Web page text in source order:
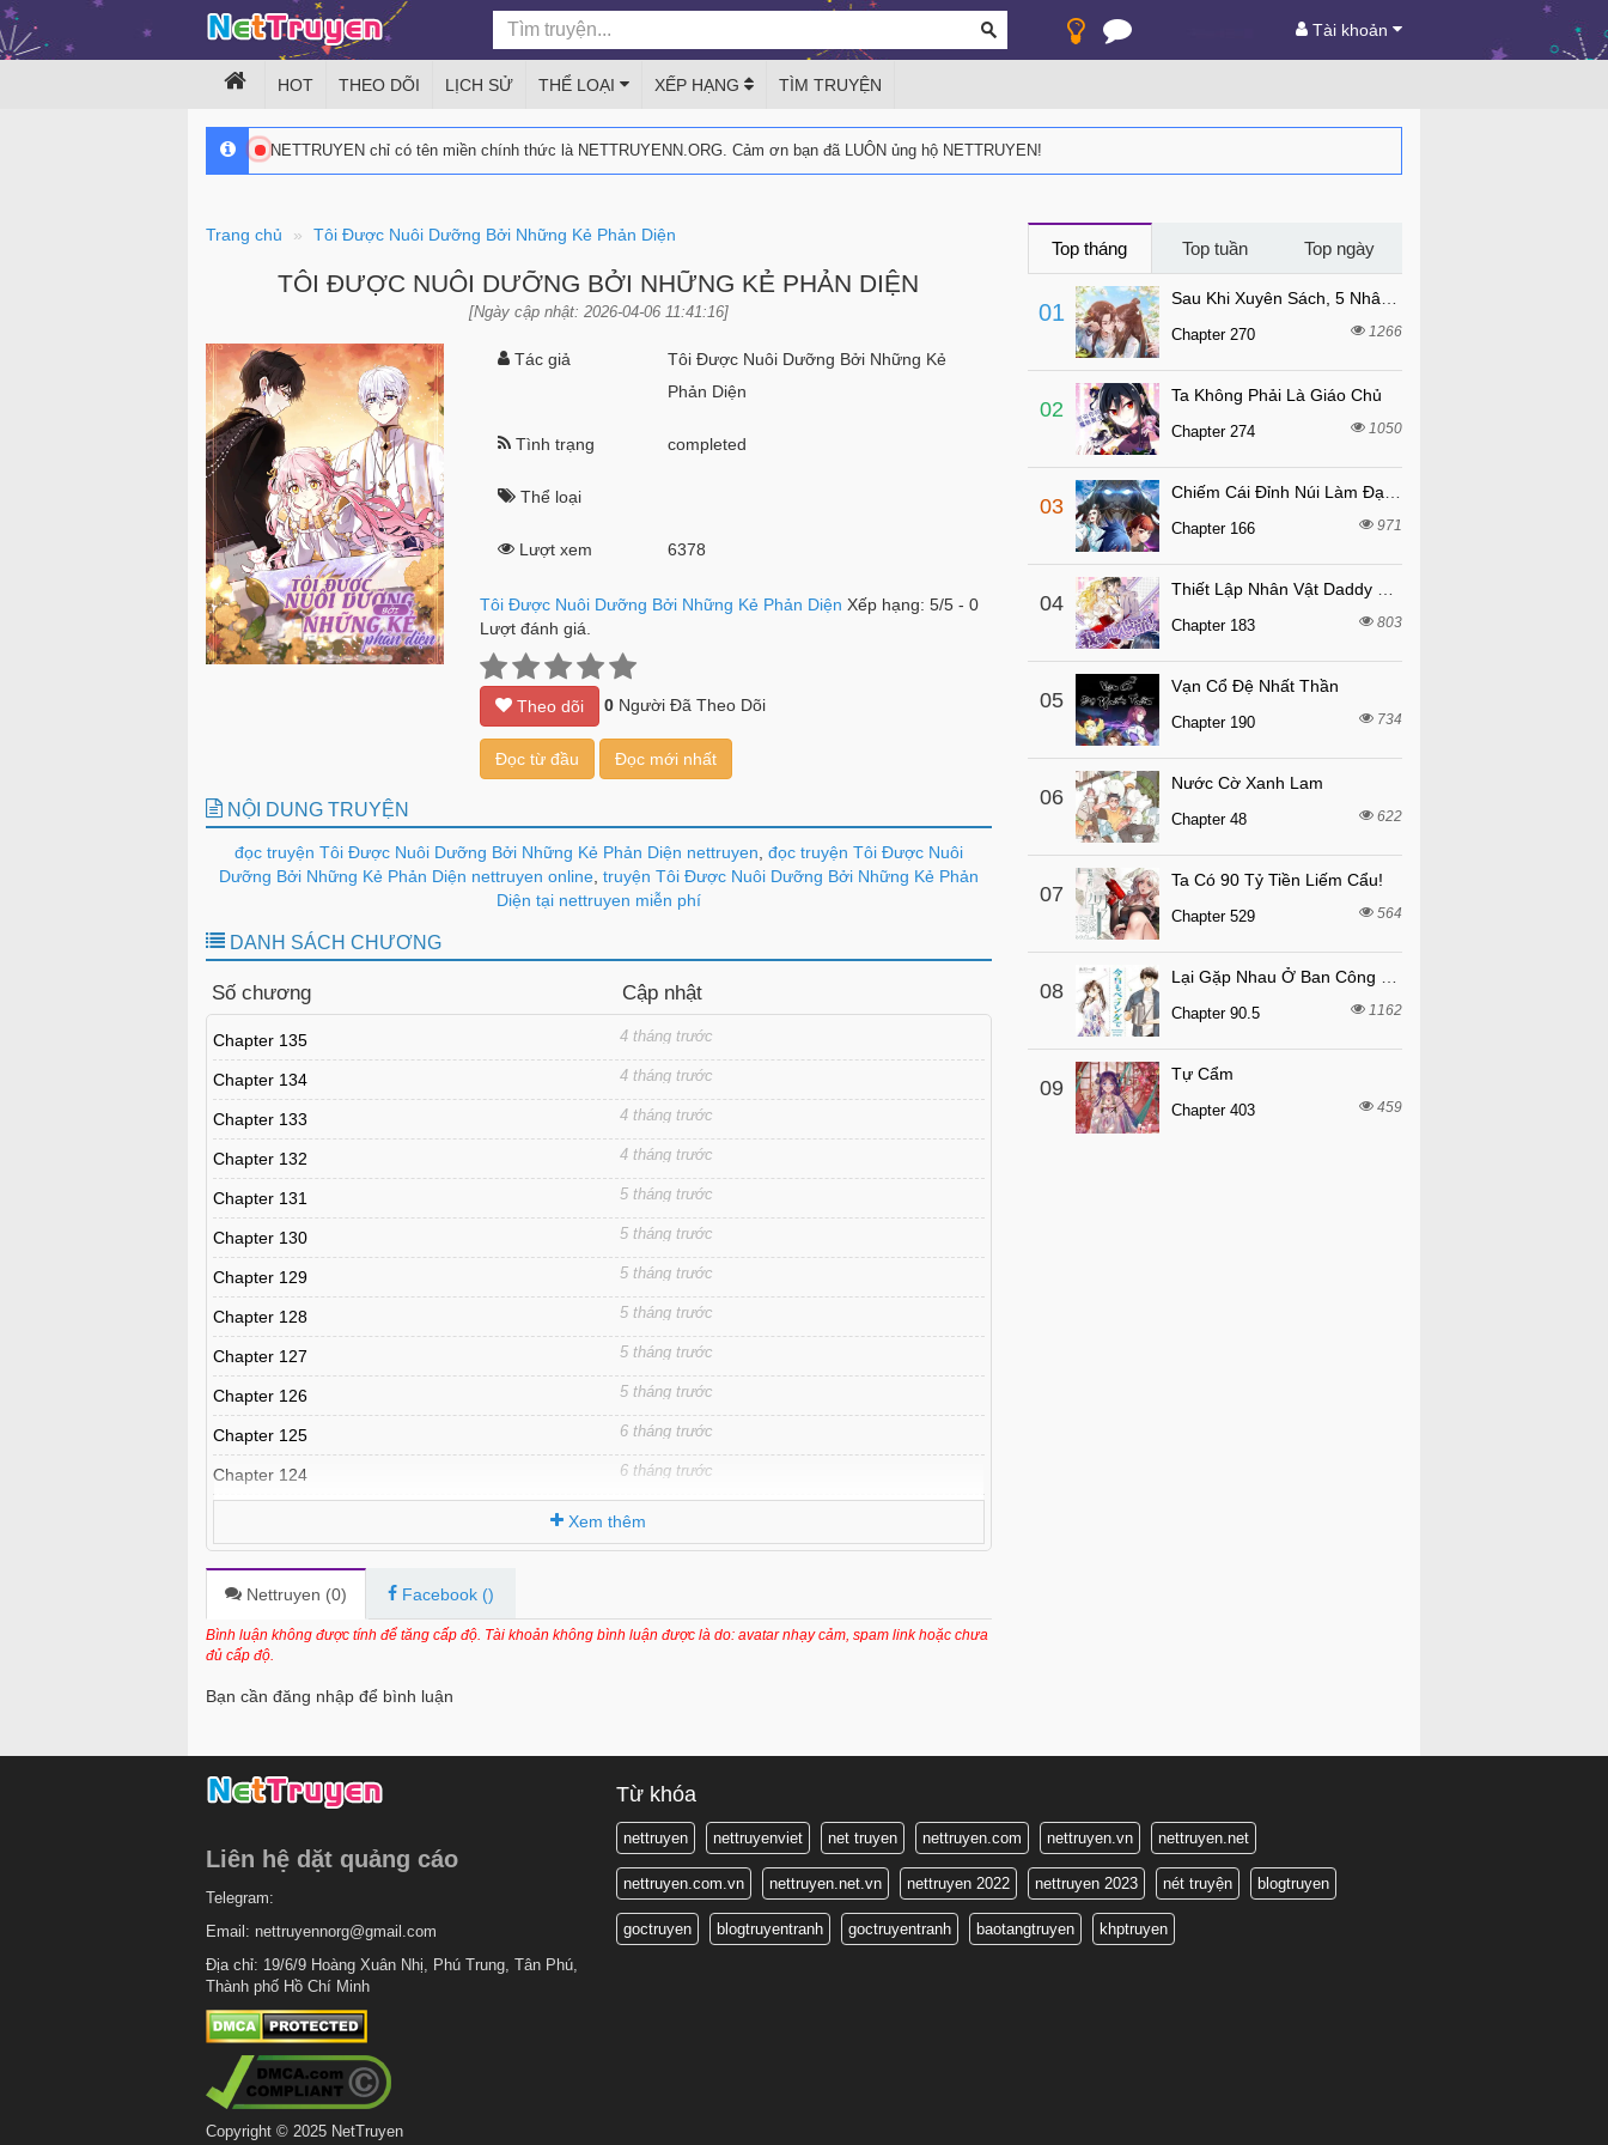
Tài khoản
HOT THEO DÕI LỊCH SỬ THỂ LOẠI XẾP HẠNG TÌM TRUYỆN
NETTRUYEN chỉ có tên miền chính thức là NETTRUYENN.ORG. Cảm ơn bạn đã LUÔN ủng hộ NETTRUYEN!
Trang chủ Tôi Được Nuôi Dưỡng Bởi Những Kẻ Phản Diện
TÔI ĐƯỢC NUÔI DƯỠNG BỞI NHỮNG KẺ PHẢN DIỆN
[Ngày cập nhật: 2026-04-06 11:41:16]
Tác giả
Tôi Được Nuôi Dưỡng Bởi Những Kẻ
Phản Diện
Tình trạng completed
Thể loại
Lượt xem 6378
Tôi Được Nuôi Dưỡng Bởi Những Kẻ Phản Diện Xếp hạng: 5/5- 0
Lượt đánh giá.
Theo dõi 0Người Đã Theo Dõi
Đọc từ đầu Đọc mới nhất
NỘI DUNG TRUYỆN
đọc truyện Tôi Được Nuôi Dưỡng Bởi Những Kẻ Phản Diện nettruyen đọc truyện Tôi Được Nuôi
Dưỡng Bởi Những Kẻ Phản Diện nettruyen online, truyện Tôi Được Nuôi Dưỡng Bởi Những Kẻ Phản
Diện tại nettruyen miễn phí
DANH SÁCH CHƯƠNG
Số chương Cập nhật
Chapter 135 4 tháng trước
Chapter 134 4 tháng trước
Chapter 133 4 tháng trước
Chapter 132 4 tháng trước
Chapter 131 5 tháng trước
Chapter 130 5 tháng trước
Chapter 129 5 tháng trước
Chapter 128 5 tháng trước
Chapter 127 5 tháng trước
Chapter 126 5 tháng trước
Chapter 125 6 tháng trước
Chapter 124 6 tháng trước
Chapter 122 6 tháng trước
Chapter 121
Chapter 120 7 tháng trước
Chapter 118
Chapter 116 8 tháng trước
8 tháng trước
Chapter 114 8 tháng trước
Chapter 113 8 tháng trước
8 tháng trước
Chapter 111
Chapter 110
Chapter 109
Chapter 108
Xem thêm
Nettruyen (0) Facebook ()
Bình luận không được tính để tăng cấp độ. Tài khoản không bình luận được là do: avatar nhạy cảm, spam link hoặc chưa
đủ cấp độ.
Bạn cần đăng nhập để bình luận
Top tháng Top tuần Top ngày
01
Chapter 270 1266
02
Ta Không Phải Là Giáo Chủ
Chapter 274 1050
03
Chapter 166 971
04
Chapter 183 803
05
Vạn Cổ Đệ Nhất Thần
Chapter 190 734
06
Nước Cờ Xanh Lam
Chapter 48 622
07
Ta Có 90 Tỷ Tiền Liếm Cẩu!
Chapter 529 564
08
Chapter 90.5 1162
09
Tự Cẩm
Chapter 403 459
Liên hệ dặt quảng cáo
Telegram:
Email: nettruyennorg@gmail.com
Địa chỉ: 19/6/9 Hoàng Xuân Nhị, Phú Trung, Tân Phú,
Thành phố Hồ Chí Minh
Copyright © 2025 NetTruyen
Từ khóa
nettruyen nettruyenviet net truyen nettruyen.com nettruyen.vn nettruyen.net
nettruyen.com.vn nettruyen.net.vn nettruyen 2022 nettruyen 2023 nét truyện blogtruyen
goctruyen blogtruyentranh goctruyentranh baotangtruyen khptruyen